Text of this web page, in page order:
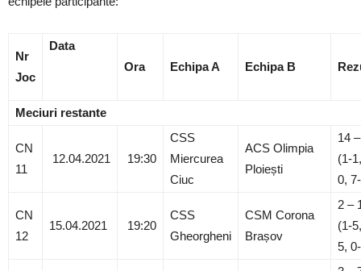
Nr
Joc
Data
Ora
Echipa A Echipa B
Meciuri restante
CN
11
12.04.2021 19:30
CSS
Miercurea
Ciuc
ACS Olimpia
Ploiești
14
(1-
0,
CN
12
15.04.2021 19:20
CSS
Gheorgheni
CSM Corona
Brașov
2 –
(1-
5,